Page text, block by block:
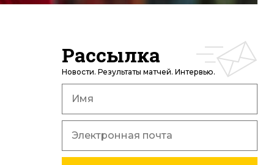
Рассылка
Новости. Результаты матчей. Интервью.